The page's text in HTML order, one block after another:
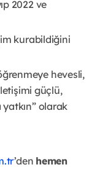
2022 ve
kurabildiğini
hevesli,
güçlü,
yatkın” olarak
’den hemen